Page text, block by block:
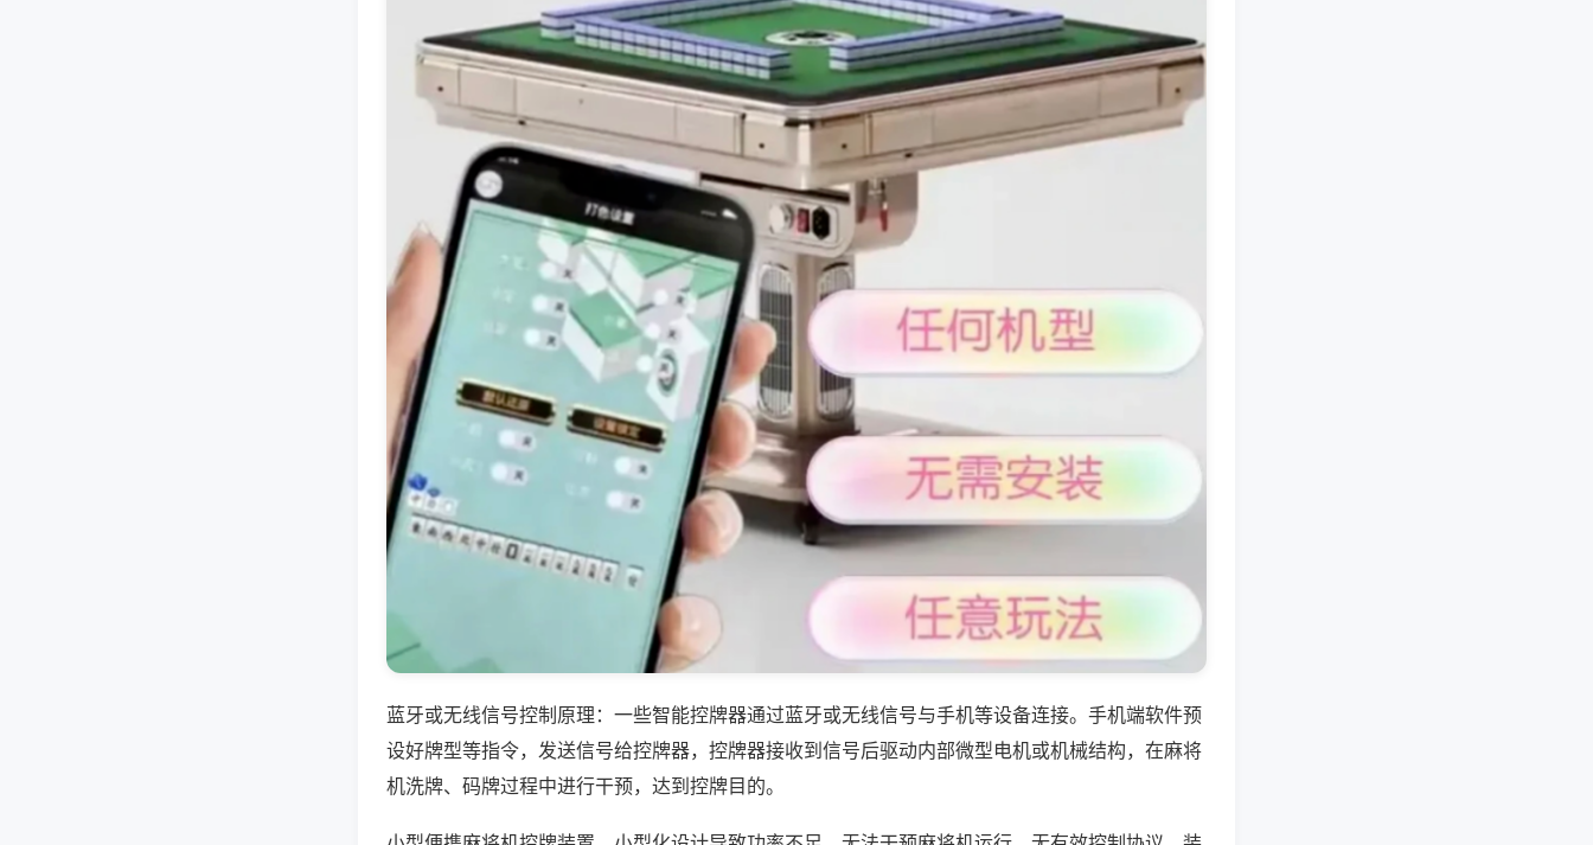
蓝牙或无线信号控制原理：一些智能控牌器通过蓝牙或无线信号与手机等设备连接。手机端软件预
设好牌型等指令，发送信号给控牌器，控牌器接收到信号后驱动内部微型电机或机械结构，在麻将
机洗牌、码牌过程中进行干预，达到控牌目的。